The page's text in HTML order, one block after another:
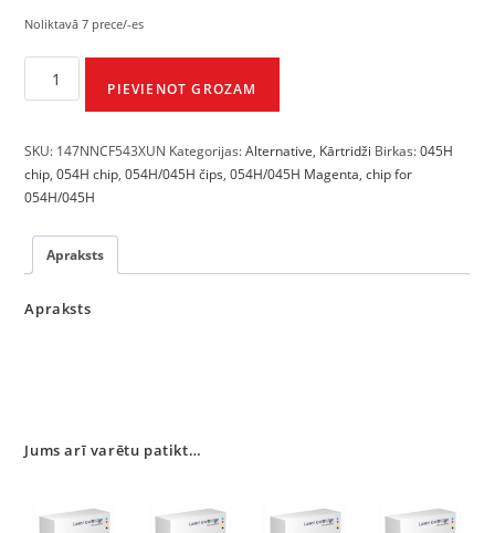
Noliktavā 7 prece/-es
PIEVIENOT GROZAM
SKU: 147NNCF543XUN Kategorijas:Alternative, Kārtridži Birkas:045H
chip,054H chip,054H/045H čips,054H/045H Magenta,chip for
054H/045H
Apraksts
Apraksts
Jums arī varētu patikt…